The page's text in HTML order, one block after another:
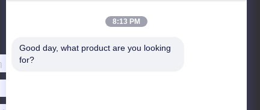
8:13 PM
Good day, what product are you looking
for?